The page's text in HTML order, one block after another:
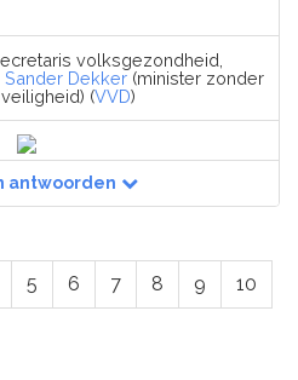
volksgezondheid,
Sander Dekker (minister zonder
(VVD)
antwoorden
5 6 7 8 9 10